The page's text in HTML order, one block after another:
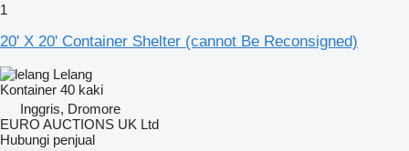
1
20' X 20' Container Shelter (cannot Be Reconsigned)
Lelang
Kontainer 40 kaki
Inggris, Dromore
EURO AUCTIONS UK Ltd
Hubungi penjual